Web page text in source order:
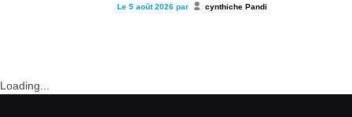
Le 5 août 2026 par cynthiche Pandi
Loading...